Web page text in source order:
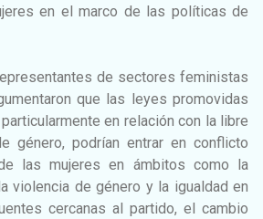
en el marco de las políticas de
de sectores feministas
que las leyes promovidas
en relación con la libre
género, podrían entrar en conflicto
las mujeres en ámbitos como la
violencia de género y la igualdad en
cercanas al partido, el cambio